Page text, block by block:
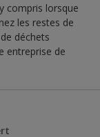
compris lorsque
les restes de
déchets
entreprise de